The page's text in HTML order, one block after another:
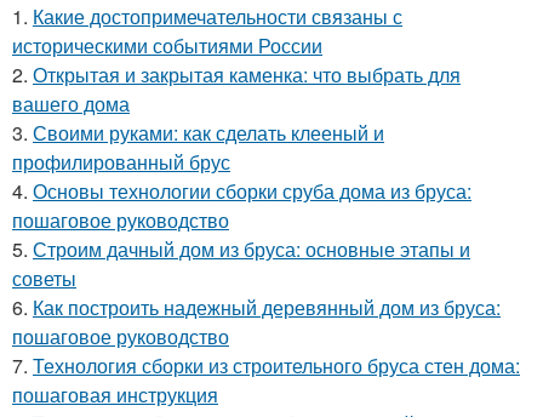
1. Какие достопримечательности связаны с
историческими событиями России
2. Открытая и закрытая каменка: что выбрать для
вашего дома
3. Своими руками: как сделать клееный и
профилированный брус
4. Основы технологии сборки сруба дома из бруса:
пошаговое руководство
5. Строим дачный дом из бруса: основные этапы и
советы
6. Как построить надежный деревянный дом из бруса:
пошаговое руководство
7. Технология сборки из строительного бруса стен дома:
пошаговая инструкция